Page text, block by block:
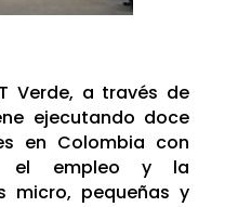
Verde, a través de
ejecutando doce
en Colombia con
el empleo y la
micro, pequeñas y